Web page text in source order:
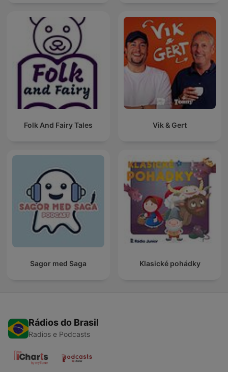
Folk And Fairy Tales Vik & Gert
Sagor med Saga Klasické pohádky
Rádios do Brasil
Radios e Podcasts